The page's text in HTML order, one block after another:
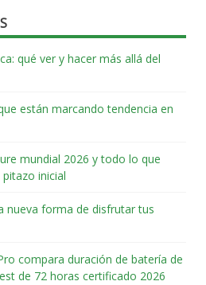
qué ver y hacer más allá del
están marcando tendencia en
mundial 2026 y todo lo que
inicial
nueva forma de disfrutar tus
compara duración de batería de
de 72 horas certificado 2026